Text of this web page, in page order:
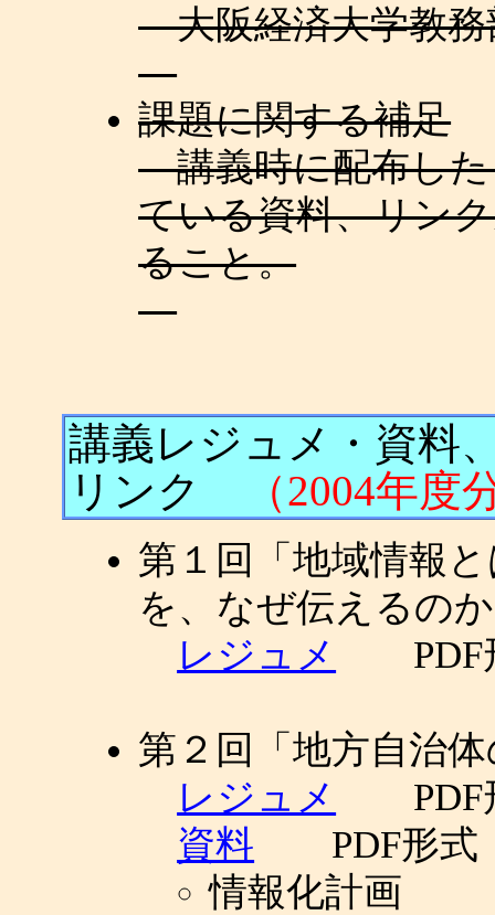
大阪経済大学教務
課題に関する補足
講義時に配布した
ている資料、リン
ること。
講義レジュメ・資料
リンク
（2004年度
第１回「地域情報
を、なぜ伝えるの
レジュメ
PDF
第２回「地方自治
レジュメ
PDF
資料 PDF形式
情報化計画